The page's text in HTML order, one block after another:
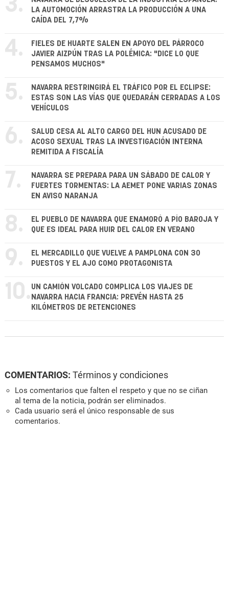
3.
LA AUTOMOCIÓN ARRASTRA LA PRODUCCIÓN A UNA
CAÍDA DEL 7,7%
4.
FIELES DE HUARTE SALEN EN APOYO DEL PÁRROCO
JAVIER AIZPÚN TRAS LA POLÉMICA: "DICE LO QUE
PENSAMOS MUCHOS"
5.
NAVARRA RESTRINGIRÁ EL TRÁFICO POR EL ECLIPSE:
ESTAS SON LAS VÍAS QUE QUEDARÁN CERRADAS A LOS
VEHÍCULOS
6.
SALUD CESA AL ALTO CARGO DEL HUN ACUSADO DE
ACOSO SEXUAL TRAS LA INVESTIGACIÓN INTERNA
REMITIDA A FISCALÍA
7.
NAVARRA SE PREPARA PARA UN SÁBADO DE CALOR Y
FUERTES TORMENTAS: LA AEMET PONE VARIAS ZONAS
EN AVISO NARANJA
8.
EL PUEBLO DE NAVARRA QUE ENAMORÓ A PÍO BAROJA Y
QUE ES IDEAL PARA HUIR DEL CALOR EN VERANO
9.
EL MERCADILLO QUE VUELVE A PAMPLONA CON 30
PUESTOS Y EL AJO COMO PROTAGONISTA
10. UN CAMIÓN VOLCADO COMPLICA LOS VIAJES DE
NAVARRA HACIA FRANCIA: PREVÉN HASTA 25
KILÓMETROS DE RETENCIONES
COMENTARIOS: Términos y condiciones
Los comentarios que falten el respeto y que no se ciñan
al tema de la noticia, podrán ser eliminados.
Cada usuario será el único responsable de sus
comentarios.